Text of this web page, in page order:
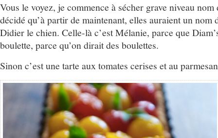
Vous le voyez, je commence à sécher grave niveau nom
décidé qu’à partir de maintenant, elles auraient un nom
Didier le chien. Celle-là c’est Mélanie, parce que
boulette, parce qu’on dirait des boulettes.
Sinon c’est une tarte aux tomates cerises et au